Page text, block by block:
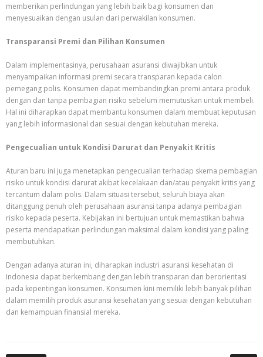
memberikan perlindungan yang lebih baik bagi konsumen dan
menyesuaikan dengan usulan dari perwakilan konsumen.
Transparansi Premi dan Pilihan Konsumen
Dalam implementasinya, perusahaan asuransi diwajibkan untuk
menyampaikan informasi premi secara transparan kepada calon
pemegang polis. Konsumen dapat membandingkan premi antara produk
dengan dan tanpa pembagian risiko sebelum memutuskan untuk membeli.
Hal ini diharapkan dapat membantu konsumen dalam membuat keputusan
yang lebih informasional dan sesuai dengan kebutuhan mereka.
Pengecualian untuk Kondisi Darurat dan Penyakit Kritis
Aturan baru ini juga menetapkan pengecualian terhadap skema pembagian
risiko untuk kondisi darurat akibat kecelakaan dan/atau penyakit kritis yang
tercantum dalam polis. Dalam situasi tersebut, seluruh biaya akan
ditanggung penuh oleh perusahaan asuransi tanpa adanya pembagian
risiko kepada peserta. Kebijakan ini bertujuan untuk memastikan bahwa
peserta mendapatkan perlindungan maksimal dalam kondisi yang paling
membutuhkan.
Dengan adanya aturan ini, diharapkan industri asuransi kesehatan di
Indonesia dapat berkembang dengan lebih transparan dan berorientasi
pada kepentingan konsumen. Konsumen kini memiliki lebih banyak pilihan
dalam memilih produk asuransi kesehatan yang sesuai dengan kebutuhan
dan kemampuan finansial mereka.